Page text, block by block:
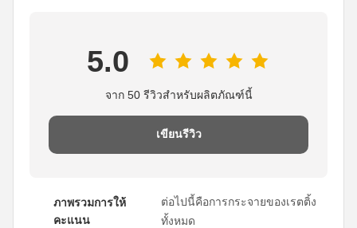
5.0
จาก 50 รีวิวสำหรับผลิตภัณฑ์นี้
เขียนรีวิว
ภาพรวมการให้
คะแนน
ต่อไปนี้คือการกระจายของเรตติ้ง
ทั้งหมด